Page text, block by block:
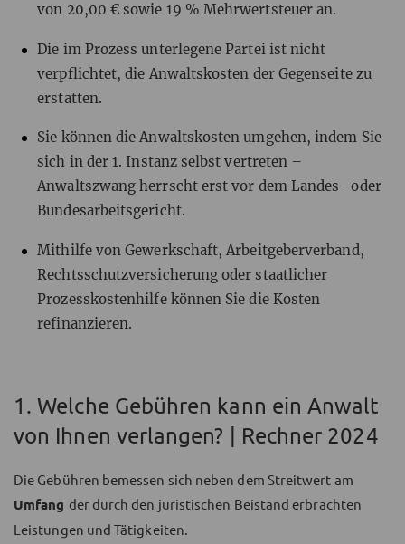
von 20,00 € sowie 19 % Mehrwertsteuer an.
Die im Prozess unterlegene Partei ist nicht
verpflichtet, die Anwaltskosten der Gegenseite zu
erstatten.
Sie können die Anwaltskosten umgehen, indem Sie
sich in der 1. Instanz selbst vertreten –
Anwaltszwang herrscht erst vor dem Landes- oder
Bundesarbeitsgericht.
Mithilfe von Gewerkschaft, Arbeitgeberverband,
Rechtsschutzversicherung oder staatlicher
Prozesskostenhilfe können Sie die Kosten
refinanzieren.
1. Welche Gebühren kann ein Anwalt
von Ihnen verlangen? | Rechner 2024
Die Gebühren bemessen sich neben dem Streitwert am
Umfang der durch den juristischen Beistand erbrachten
Leistungen und Tätigkeiten.